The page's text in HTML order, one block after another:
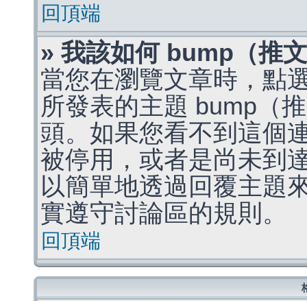
回頂端
» 我該如何 bump（推
當您在瀏覽文章時，點
所發表的主題 bump（
頭。如果您看不到這個
被停用，或者是尚未到
以簡單地透過回覆主題
實遵守討論區的規則。
回頂端